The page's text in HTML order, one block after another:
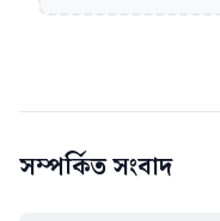
সম্পর্কিত সংবাদ